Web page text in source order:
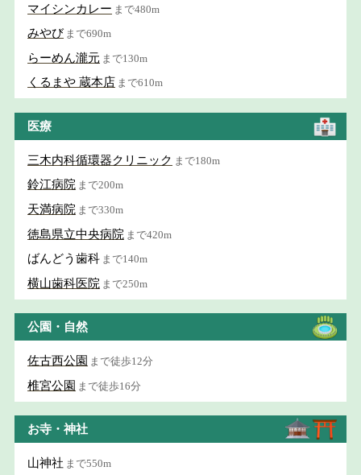
マイシンカレー まで480m
みやび まで690m
らーめん瀧元 まで130m
くるまや 蔵本店 まで610m
医療
三木内科循環器クリニック まで180m
鈴江病院 まで200m
天満病院 まで330m
徳島県立中央病院 まで420m
ばんどう歯科 まで140m
横山歯科医院 まで250m
公園・自然
佐古西公園 まで徒歩12分
椎宮公園 まで徒歩16分
お寺・神社
山神社 まで550m